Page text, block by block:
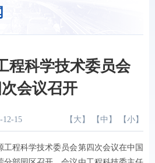
程科学技术委员会
会议召开
12-15 【 大 】 【 中 】 【 小 】
程科学技术委员会第四次会议在中国